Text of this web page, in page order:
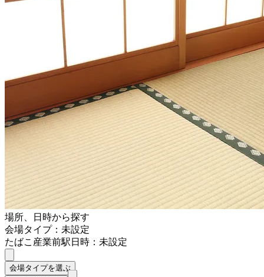
場所、日時から探す
会場タイプ：未設定
たばこ産業前駅日時：未設定
会場タイプを選ぶ